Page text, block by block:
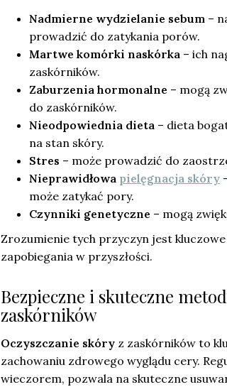
Nadmierne wydzielanie sebum –
prowadzić do zatykania porów.
Martwe komórki naskórka – ich
zaskórników.
Zaburzenia hormonalne – mogą
do zaskórników.
Nieodpowiednia dieta – dieta
na stan skóry.
Stres – może prowadzić do
Nieprawidłowa pielęgnacja skóry
może zatykać pory.
Czynniki genetyczne – mogą
Zrozumienie tych przyczyn jest
zapobiegania w przyszłości.
Bezpieczne i skuteczne
zaskórników
Oczyszczanie skóry z zaskórników to
zachowaniu zdrowego wyglądu cery.
wieczorem, pozwala na skuteczne